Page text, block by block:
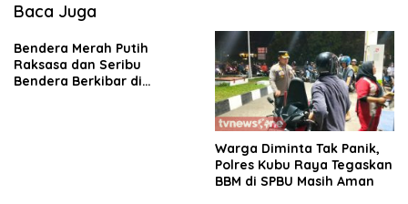
Baca Juga
Bendera Merah Putih
Raksasa dan Seribu
Bendera Berkibar di
Warga Diminta Tak Panik,
Polres Kubu Raya Tegaskan
BBM di SPBU Masih Aman